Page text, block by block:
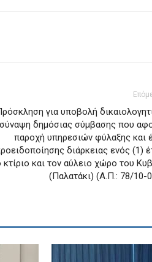
για υποβολή
δημόσιας σύμβασης που
παροχή υπηρεσιών φύλαξης και
διάρκειας ενός (1)
κτίριο και τον αύλειο χώρο του
(Παλατάκι) (Α.Π.: 78/10-